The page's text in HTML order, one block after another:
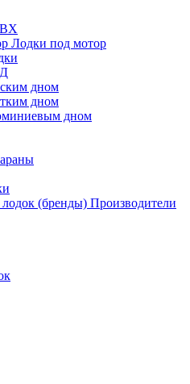
Лодки под мотор
дном
дном
дном
Производители